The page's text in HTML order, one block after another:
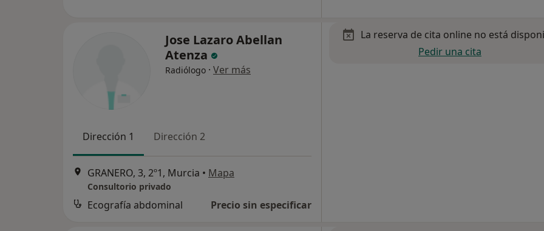
Jose Lazaro Abellan
Atenza
Radiólogo · Ver más
Dirección 1 Dirección 2
GRANERO, 3, 2º1, Murcia • Mapa
Consultorio privado
Ecografía abdominal Precio sin especificar
La reserva de cita online no está
Pedir una cita